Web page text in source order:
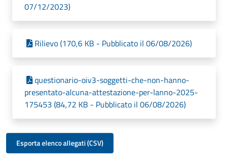
07/12/2023)
Rilievo (170,6 KB - Pubblicato il 06/08/2026)
questionario-oiv3-soggetti-che-non-hanno-
presentato-alcuna-attestazione-per-lanno-2025-
175453 (84,72 KB - Pubblicato il 06/08/2026)
Esporta elenco allegati (CSV)